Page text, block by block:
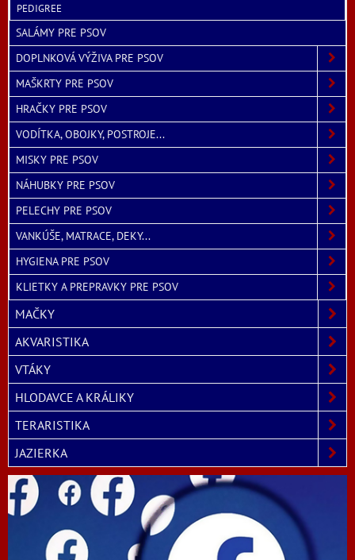
PEDIGREE
SALÁMY PRE PSOV
DOPLNKOVÁ VÝŽIVA PRE PSOV
MAŠKRTY PRE PSOV
HRAČKY PRE PSOV
VODÍTKA, OBOJKY, POSTROJE...
MISKY PRE PSOV
NÁHUBKY PRE PSOV
PELECHY PRE PSOV
VANKÚŠE, MATRACE, DEKY...
HYGIENA PRE PSOV
KLIETKY A PREPRAVKY PRE PSOV
MAČKY
AKVARISTIKA
VTÁKY
HLODAVCE A KRÁLIKY
TERARISTIKA
JAZIERKA